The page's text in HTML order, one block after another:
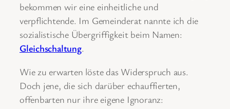
bekommen wir eine einheitliche und
verpflichtende. Im Gemeinderat nannte ich die
sozialistische Übergriffigkeit beim Namen:
Gleichschaltung.
Wie zu erwarten löste das Widerspruch aus.
Doch jene, die sich darüber echauffierten,
offenbarten nur ihre eigene Ignoranz: